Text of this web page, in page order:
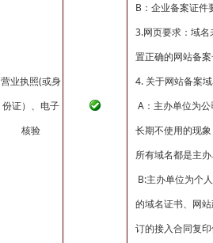
营业执照(或身
份证）、电子
核验
B：企业备案证件
3.网页要求：域
置正确的网站备
4. 关于网站备案
A：主办单位为
长期不使用的现
所有域名都是主
B:主办单位为个
的域名证书、网
订的接入合同复